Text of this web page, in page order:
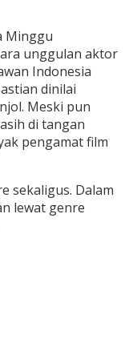
Minggu
unggulan aktor
Indonesia
dinilai
Meski pun
di tangan
pengamat film
sekaligus. Dalam
lewat genre